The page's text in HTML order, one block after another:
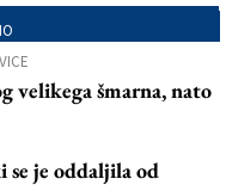
velikega šmarna, nato
je oddaljila od